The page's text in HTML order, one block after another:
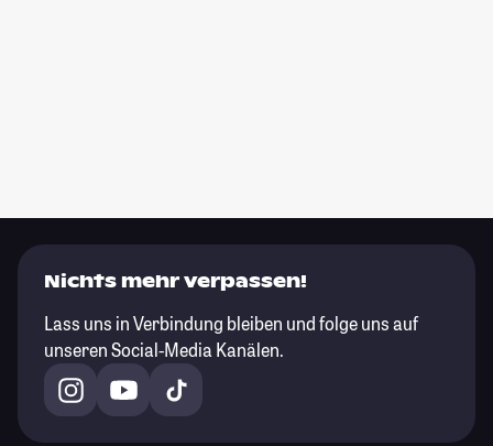
Nichts mehr verpassen!
Lass uns in Verbindung bleiben und folge uns auf
unseren Social-Media Kanälen.